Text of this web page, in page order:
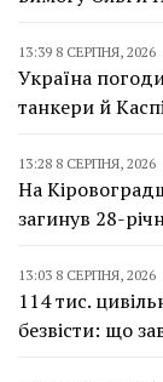
13:39 8 СЕРПНЯ, 2026
Україна
танкери й
13:28 8 СЕРПНЯ, 2026
На
загинув 28-
13:03 8 СЕРПНЯ, 2026
114 тис.
безвісти: що